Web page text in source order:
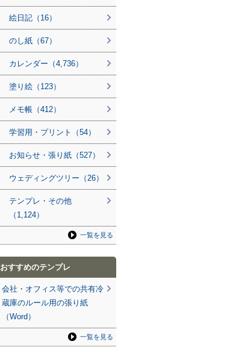
絵日記（16）
のし紙（67）
カレンダー（4,736）
塗り絵（123）
メモ帳（412）
学習用・プリント（54）
お知らせ・張り紙（527）
ウェディングツリー（26）
テンプレ・その他
（1,124）
一覧を見る
おすすめのテンプレ
会社・オフィス等での共有冷
蔵庫のルール用の張り紙
（Word）
一覧を見る